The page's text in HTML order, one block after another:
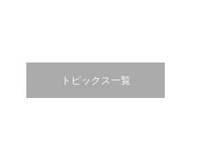
トピックス一覧